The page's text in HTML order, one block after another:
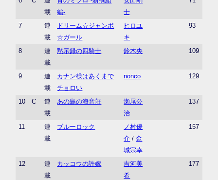
載
編-
士
7
連
載
ドリーム☆ジャンボ
☆ガール
ヒロユ
キ
93
8
連
載
黙示録の四騎士 鈴木央 109
9
連
載
カナン様はあくまで
チョロい
nonco 129
10 C
連
載
あの島の海音荘
瀬尾公
治
137
11
連
載
ブルーロック
ノ村優
介 /金
城宗幸
157
12
連
載
カッコウの許嫁
吉河美
希
177